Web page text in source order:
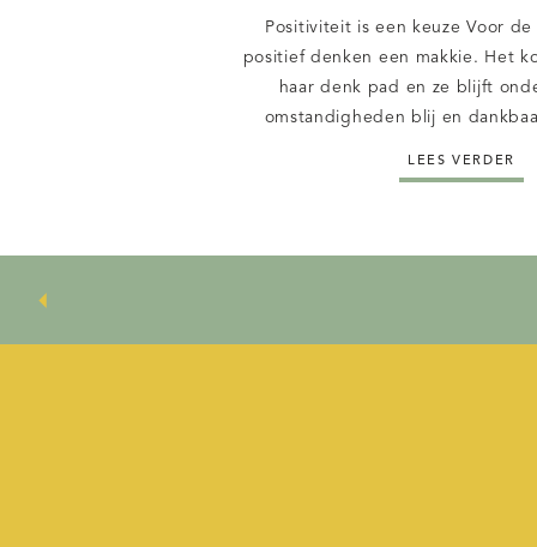
Positiviteit is een keuze Voor
positief denken een makkie. Het
haar denk pad en ze blijft
omstandigheden blij en
vervelende dingen die ze
LEES VERDER